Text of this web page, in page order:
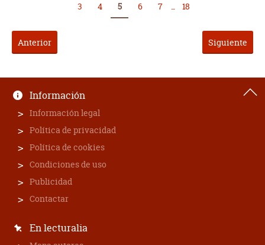
Anterior
3 4 5 6 7 ... 18
Siguiente
Información
Información legal
Política de privacidad
Política de cookies
Condiciones de uso
Publicidad
Contactar
En lecturalia